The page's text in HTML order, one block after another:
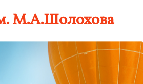
М.А.Шолохова